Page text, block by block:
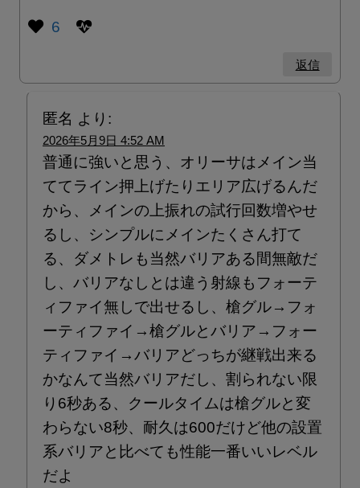
6
返信
匿名 より:
2026年5月9日 4:52 AM
普通に強いと思う、オリーサはメイン当
ててライン押上げたりエリア広げるんだ
から、メインの上振れの試行回数増やせ
るし、シンプルにメインたくさん打て
る、ダメトレも当然バリアある間無敵だ
し、バリアなしとは違う射線もフォーテ
ィファイ無しで出せるし、槍グル→フォ
ーティファイ→槍グルとバリア→フォー
ティファイ→バリアどっちが継戦出来る
かなんて当然バリアだし、割られない限
り6秒ある、クールタイムは槍グルと変
わらない8秒、耐久は600だけど他の設置
系バリアと比べても性能一番いいレベル
だよ